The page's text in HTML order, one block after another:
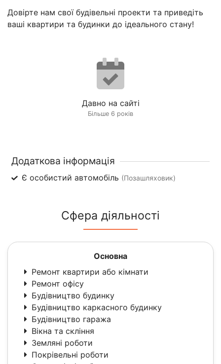
Довірте нам свої будівельні проекти та приведіть
ваші квартири та будинки до ідеального стану!
Давно на сайті
Більше 6 років
Додаткова інформація
Є особистий автомобіль (Позашляховик)
Сфера діяльності
Основна
Ремонт квартири або кімнати
Ремонт офісу
Будівництво будинку
Будівництво каркасного будинку
Будівництво гаража
Вікна та скління
Земляні роботи
Покрівельні роботи